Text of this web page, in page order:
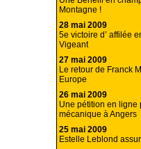
Montagne !
28 mai 2009
5e victoire d’ affilée
Vigeant
27 mai 2009
Le retour de Franck
Europe
26 mai 2009
Une pétition en ligne
mécanique à Angers
25 mai 2009
Estelle Leblond